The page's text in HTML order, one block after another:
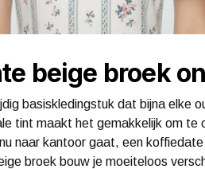
beige broek
basiskledingstuk dat bijna elke
tint maakt het gemakkelijk om te
naar kantoor gaat, een
broek bouw je moeiteloos